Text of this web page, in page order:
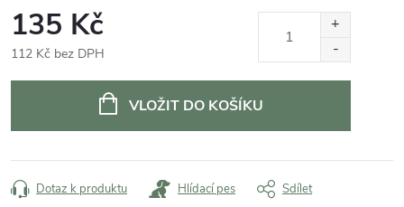
135 Kč
112 Kč bez DPH
VLOŽIT DO KOŠÍKU
Dotaz k produktu Hlídací pes Sdílet